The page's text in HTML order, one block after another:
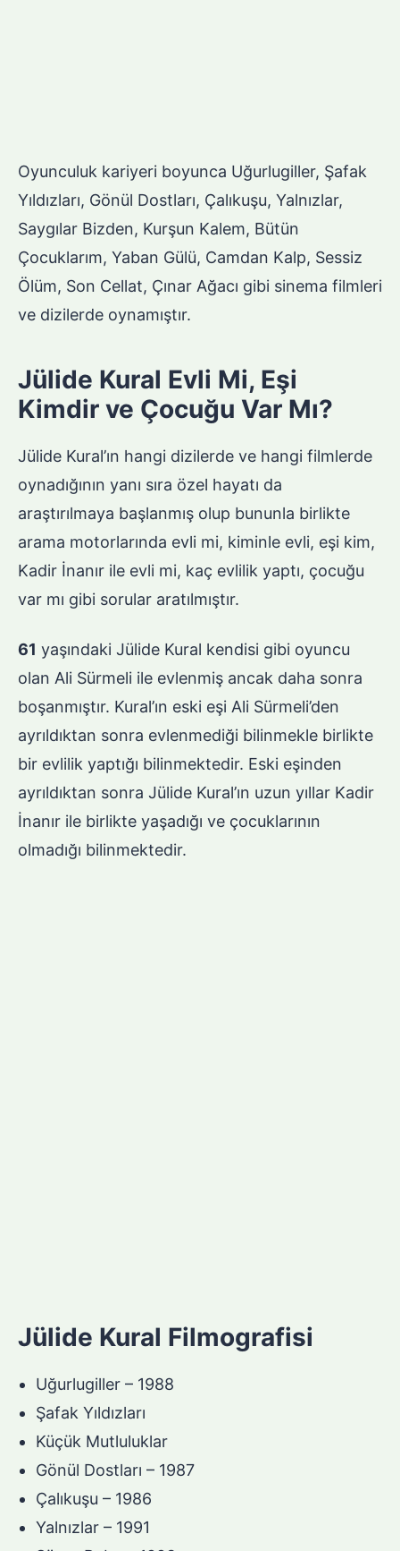
Oyunculuk kariyeri boyunca Uğurlugiller, Şafak
Yıldızları, Gönül Dostları, Çalıkuşu, Yalnızlar,
Saygılar Bizden, Kurşun Kalem, Bütün
Çocuklarım, Yaban Gülü, Camdan Kalp, Sessiz
Ölüm, Son Cellat, Çınar Ağacı gibi sinema filmleri
ve dizilerde oynamıştır.
Jülide Kural Evli Mi, Eşi
Kimdir ve Çocuğu Var Mı?
Jülide Kural’ın hangi dizilerde ve hangi filmlerde
oynadığının yanı sıra özel hayatı da
araştırılmaya başlanmış olup bununla birlikte
arama motorlarında evli mi, kiminle evli, eşi kim,
Kadir İnanır ile evli mi, kaç evlilik yaptı, çocuğu
var mı gibi sorular aratılmıştır.
61 yaşındaki Jülide Kural kendisi gibi oyuncu
olan Ali Sürmeli ile evlenmiş ancak daha sonra
boşanmıştır. Kural’ın eski eşi Ali Sürmeli’den
ayrıldıktan sonra evlenmediği bilinmekle birlikte
bir evlilik yaptığı bilinmektedir. Eski eşinden
ayrıldıktan sonra Jülide Kural’ın uzun yıllar Kadir
İnanır ile birlikte yaşadığı ve çocuklarının
olmadığı bilinmektedir.
Jülide Kural Filmografisi
Uğurlugiller – 1988
Şafak Yıldızları
Küçük Mutluluklar
Gönül Dostları – 1987
Çalıkuşu – 1986
Yalnızlar – 1991